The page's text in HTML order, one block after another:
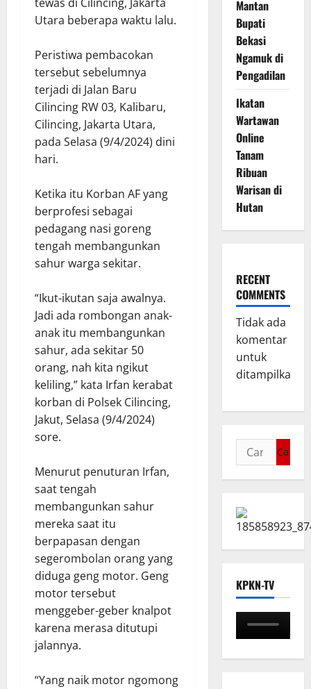
Utara beberapa waktu lalu.
Peristiwa pembacokan
tersebut sebelumnya
terjadi di Jalan Baru
Cilincing RW 03, Kalibaru,
Cilincing, Jakarta Utara,
pada Selasa (9/4/2024) dini
hari.
Ketika itu Korban AF yang
berprofesi sebagai
pedagang nasi goreng
tengah membangunkan
sahur warga sekitar.
“Ikut-ikutan saja awalnya.
Jadi ada rombongan anak-
anak itu membangunkan
sahur, ada sekitar 50
orang, nah kita ngikut
keliling,” kata Irfan kerabat
korban di Polsek Cilincing,
Jakut, Selasa (9/4/2024)
sore.
Menurut penuturan Irfan,
saat tengah
membangunkan sahur
mereka saat itu
berpapasan dengan
segerombolan orang yang
diduga geng motor. Geng
motor tersebut
menggeber-geber knalpot
karena merasa ditutupi
jalannya.
“Yang naik motor ngomong
Mantan
Bupati
Bekasi
Ngamuk di
Pengadilan
Ikatan
Wartawan
Online
Tanam
Ribuan
Warisan di
Hutan
RECENT
COMMENTS
Tidak ada
komentar
untuk
ditampilkan.
KPKN-TV